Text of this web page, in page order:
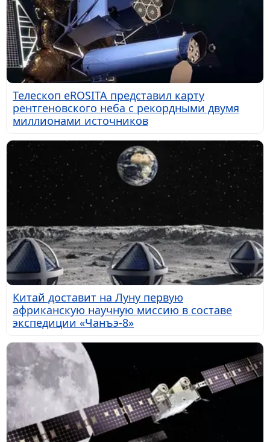
Телескоп eROSITA представил карту
рентгеновского неба с рекордными двумя
миллионами источников
Китай доставит на Луну первую
африканскую научную миссию в составе
экспедиции «Чанъэ-8»